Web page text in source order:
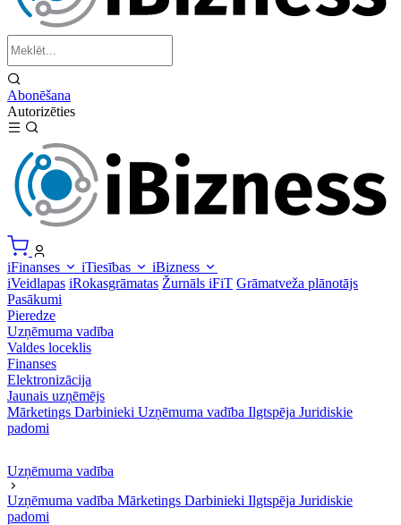
Abonēšana
Autorizēties
iFinanses iTiesības
iBizness
iVeidlapas iRokasgrāmatas Žurnāls iFiT Grāmatveža plānotājs
Pasākumi
Pieredze
Uzņēmuma vadība
Valdes loceklis
Finanses
Elektronizācija
Jaunais uzņēmējs
Mārketings Darbinieki Uzņēmuma vadība Ilgtspēja Juridiskie
padomi
Uzņēmuma vadība
Uzņēmuma vadība Mārketings Darbinieki Ilgtspēja Juridiskie
padomi